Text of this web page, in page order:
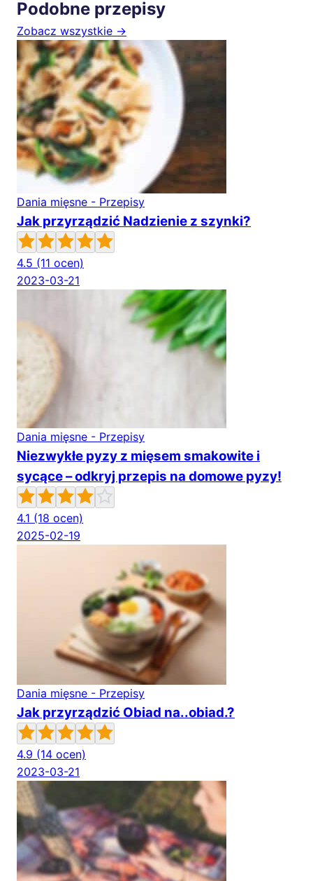
Podobne przepisy
Zobacz wszystkie →
Dania mięsne - Przepisy
Jak przyrządzić Nadzienie z szynki?
4.5 (11 ocen)
2023-03-21
Dania mięsne - Przepisy
Niezwykłe pyzy z mięsem smakowite i
sycące – odkryj przepis na domowe pyzy!
4.1 (18 ocen)
2025-02-19
Dania mięsne - Przepisy
Jak przyrządzić Obiad na..obiad.?
4.9 (14 ocen)
2023-03-21